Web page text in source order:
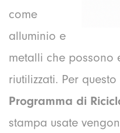
come
alluminio e
metalli che possono
riutilizzati. Per
Programma di
stampa usate